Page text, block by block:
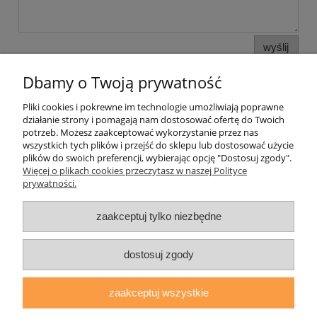
wyślij
Pomoc
Moje konto
Informacje
O nas
ul. Grodzka Nr 23, 67-200 Głogów | woj. dolnośląskie
| tel.: 513093168 | email:sklep@daryziol.pl| NIP: 6921579498 |
Dbamy o Twoją prywatność
Pliki cookies i pokrewne im technologie umożliwiają poprawne
działanie strony i pomagają nam dostosować ofertę do Twoich
potrzeb. Możesz zaakceptować wykorzystanie przez nas
wszystkich tych plików i przejść do sklepu lub dostosować użycie
plików do swoich preferencji, wybierając opcję "Dostosuj zgody".
Więcej o plikach cookies przeczytasz w naszej Polityce
prywatności.
zaakceptuj tylko niezbędne
dostosuj zgody
zaakceptuj wszystkie